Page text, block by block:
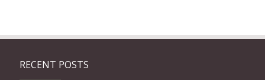
RECENT POSTS